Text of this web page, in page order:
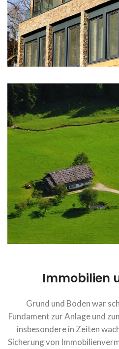
Immobilien
Grund und Boden war
Fundament zur Anlage und
insbesondere in Zeiten
Sicherung von